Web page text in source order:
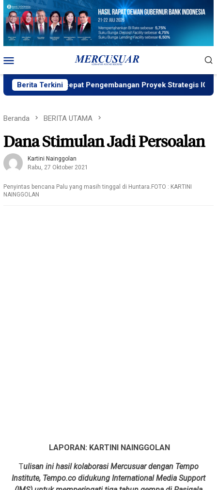
Loncat
konten
Mobile
Berita Terkini
Percepat Pengembangan Proyek Strategis IGP Pomalaa
Beranda BERITA UTAMA
Dana Stimulan Jadi Persoalan
Kartini Nainggolan
Rabu, 27 Oktober 2021
Penyintas bencana Palu yang masih tinggal di Huntara.FOTO : KARTINI
NAINGGOLAN
LAPORAN: KARTINI NAINGGOLAN
Tulisan ini hasil kolaborasi Mercusuar dengan Tempo
Institute, Tempo.co didukung International Media Support